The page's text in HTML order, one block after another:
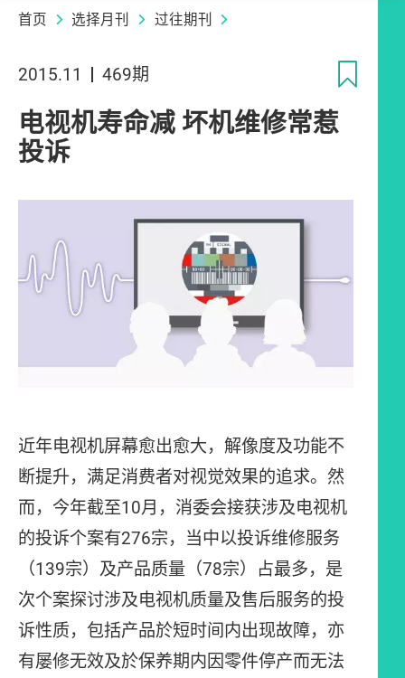
首页 选择月刊 过往期刊
2015.11 469期
电视机寿命减 坏机维修常惹
投诉
近年电视机屏幕愈出愈大，解像度及功能不
断提升，满足消费者对视觉效果的追求。然
而，今年截至10月，消委会接获涉及电视机
的投诉个案有276宗，当中以投诉维修服务
（139宗）及产品质量（78宗）占最多，是
次个案探讨涉及电视机质量及售后服务的投
诉性质，包括产品於短时间内出现故障，亦
有屡修无效及於保养期内因零件停产而无法